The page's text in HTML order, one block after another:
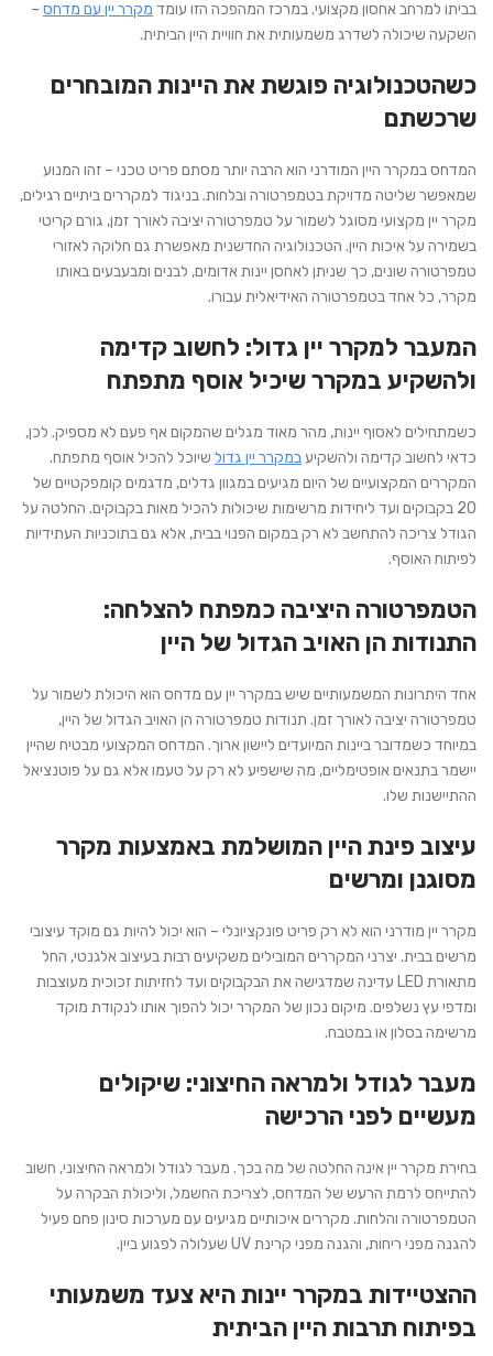
בביתו למרחב אחסון מקצועי. במרכז המהפכה הזו עומד מקרר יין עם מדחס –
השקעה שיכולה לשדרג משמעותית את חוויית היין הביתית.
כשהטכנולוגיה פוגשת את היינות המובחרים
שרכשתם
המדחס במקרר היין המודרני הוא הרבה יותר מסתם פריט טכני – זהו המנוע
שמאפשר שליטה מדויקת בטמפרטורה ובלחות. בניגוד למקררים ביתיים רגילים,
מקרר יין מקצועי מסוגל לשמור על טמפרטורה יציבה לאורך זמן, גורם קריטי
בשמירה על איכות היין. הטכנולוגיה החדשנית מאפשרת גם חלוקה לאזורי
טמפרטורה שונים, כך שניתן לאחסן יינות אדומים, לבנים ומבעבעים באותו
מקרר, כל אחד בטמפרטורה האידיאלית עבורו.
המעבר למקרר יין גדול: לחשוב קדימה
ולהשקיע במקרר שיכיל אוסף מתפתח
כשמתחילים לאסוף יינות, מהר מאוד מגלים שהמקום אף פעם לא מספיק. לכן,
כדאי לחשוב קדימה ולהשקיע במקרר יין גדול שיוכל להכיל אוסף מתפתח.
המקררים המקצועיים של היום מגיעים במגוון גדלים, מדגמים קומפקטיים של
20 בקבוקים ועד ליחידות מרשימות שיכולות להכיל מאות בקבוקים. החלטה על
הגודל צריכה להתחשב לא רק במקום הפנוי בבית, אלא גם בתוכניות העתידיות
לפיתוח האוסף.
הטמפרטורה היציבה כמפתח להצלחה:
התנודות הן האויב הגדול של היין
אחד היתרונות המשמעותיים שיש במקרר יין עם מדחס הוא היכולת לשמור על
טמפרטורה יציבה לאורך זמן. תנודות טמפרטורה הן האויב הגדול של היין,
במיוחד כשמדובר ביינות המיועדים ליישון ארוך. המדחס המקצועי מבטיח שהיין
יישמר בתנאים אופטימליים, מה שישפיע לא רק על טעמו אלא גם על פוטנציאל
ההתיישנות שלו.
עיצוב פינת היין המושלמת באמצעות מקרר
מסוגנן ומרשים
מקרר יין מודרני הוא לא רק פריט פונקציונלי – הוא יכול להיות גם מוקד עיצובי
מרשים בבית. יצרני המקררים המובילים משקיעים רבות בעיצוב אלגנטי, החל
מתאורת LED עדינה שמדגישה את הבקבוקים ועד לחזיתות זכוכית מעוצבות
ומדפי עץ נשלפים. מיקום נכון של המקרר יכול להפוך אותו לנקודת מוקד
מרשימה בסלון או במטבח.
מעבר לגודל ולמראה החיצוני: שיקולים
מעשיים לפני הרכישה
בחירת מקרר יין אינה החלטה של מה בכך. מעבר לגודל ולמראה החיצוני, חשוב
להתייחס לרמת הרעש של המדחס, לצריכת החשמל, וליכולת הבקרה על
הטמפרטורה והלחות. מקררים איכותיים מגיעים עם מערכות סינון פחם פעיל
להגנה מפני ריחות, והגנה מפני קרינת UV שעלולה לפגוע ביין.
ההצטיידות במקרר יינות היא צעד משמעותי
בפיתוח תרבות היין הביתית